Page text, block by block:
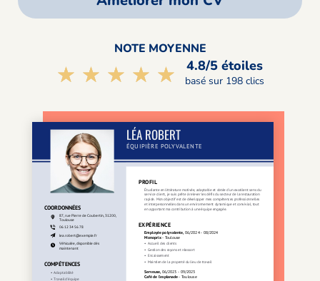
NOTE MOYENNE
☆☆☆☆☆
★★★★★ 4.8/5 étoiles
basé sur 198 clics